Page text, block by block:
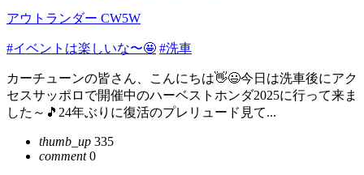
アウトランダー CW5W
#イベントは楽しいな〜🤩 #洗車
カーチューンの皆さん、こんにちは👋😃今日は洗車後にアク
セスサッポロで開催中のハーベストホンダ2025に行って来ま
した～🎵24年ぶりに復活のプレリュード見て...
thumb_up 335
comment0